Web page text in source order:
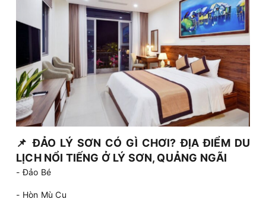
📌ĐẢO LÝ SƠN CÓ GÌ CHƠI? ĐỊA ĐIỂM DU
LỊCH NỔI TIẾNG Ở LÝ SƠN, QUẢNG NGÃI
- Đảo Bé
- Hòn Mù Cu